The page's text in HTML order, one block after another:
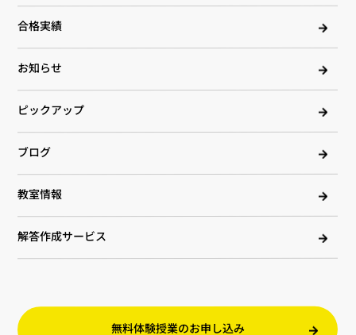
合格実績
お知らせ
ピックアップ
ブログ
教室情報
解答作成サービス
無料体験授業のお申し込み